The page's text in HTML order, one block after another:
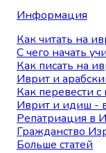
Информация
Как читать на
С чего начать
Как писать на
Иврит и
Как перевести
Иврит и идиш -
Репатриация в
Гражданство
Больше статей